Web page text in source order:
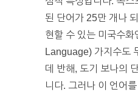
된 단어가 25만 개나
현할 수 있는 미국수
Language) 가지수도
데 반해, 도기 보나의
니다. 그러나 이 언어